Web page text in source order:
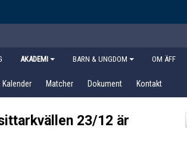
AKADEMI BARN & UNGDOM OM ÄFF
Kalender Matcher Dokument Kontakt
23/12 är